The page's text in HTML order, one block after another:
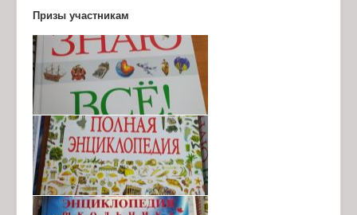
Призы участникам